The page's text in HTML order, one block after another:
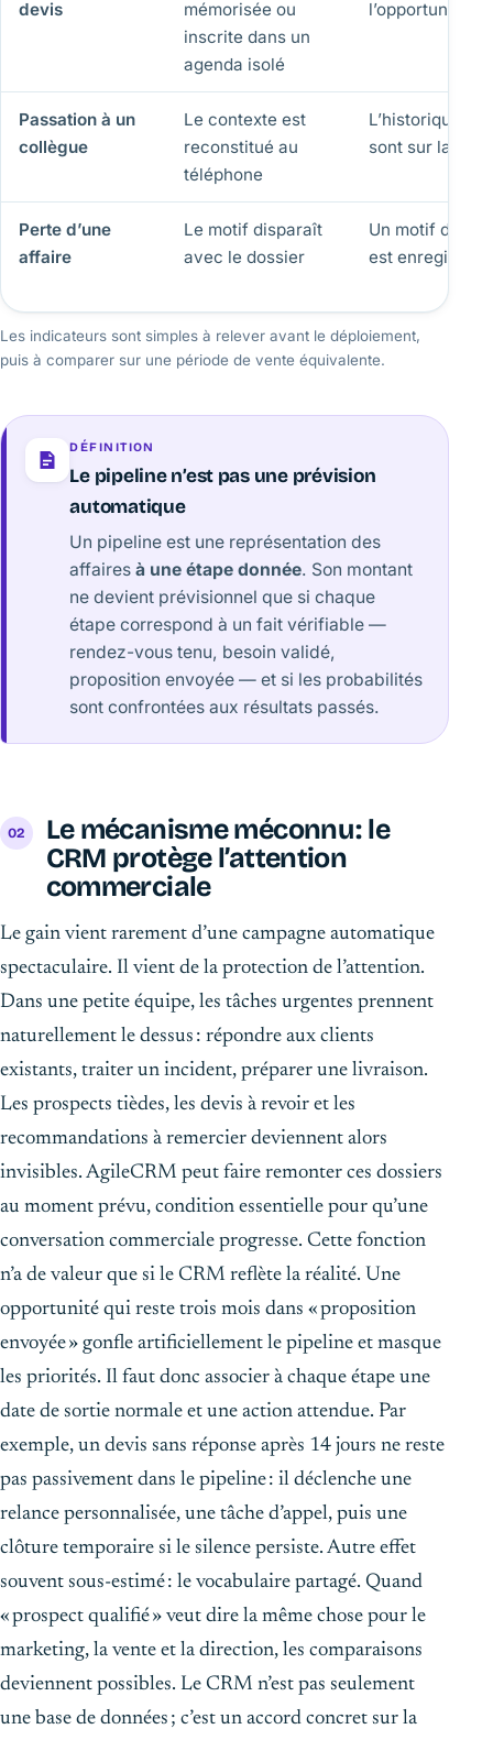
devis
mémorisée ou
inscrite dans un
agenda isolé
l’opportunité
Passation à un
collègue
Le contexte est
reconstitué au
téléphone
L’historique et
sont sur la
Perte d’une
affaire
Le motif disparaît
avec le dossier
Un motif de
est enregistré
Les indicateurs sont simples à relever avant le déploiement,
puis à comparer sur une période de vente équivalente.
DÉFINITION
Le pipeline n’est pas une prévision
automatique
Un pipeline est une représentation des
affairesà une étape donnée. Son montant
ne devient prévisionnel que si chaque
étape correspond à un fait vérifiable —
rendez-vous tenu, besoin validé,
proposition envoyée — et si les probabilités
sont confrontées aux résultats passés.
Le mécanisme méconnu : le
CRM protège l’attention
commerciale
Le gain vient rarement d’une campagne automatique
spectaculaire. Il vient de la protection de l’attention.
Dans une petite équipe, les tâches urgentes prennent
naturellement le dessus : répondre aux clients
existants, traiter un incident, préparer une livraison.
Les prospects tièdes, les devis à revoir et les
recommandations à remercier deviennent alors
invisibles. AgileCRM peut faire remonter ces dossiers
au moment prévu, condition essentielle pour qu’une
conversation commerciale progresse. Cette fonction
n’a de valeur que si le CRM reflète la réalité. Une
opportunité qui reste trois mois dans « proposition
envoyée » gonfle artificiellement le pipeline et masque
les priorités. Il faut donc associer à chaque étape une
date de sortie normale et une action attendue. Par
exemple, un devis sans réponse après 14 jours ne reste
pas passivement dans le pipeline : il déclenche une
relance personnalisée, une tâche d’appel, puis une
clôture temporaire si le silence persiste. Autre effet
souvent sous-estimé : le vocabulaire partagé. Quand
« prospect qualifié » veut dire la même chose pour le
marketing, la vente et la direction, les comparaisons
deviennent possibles. Le CRM n’est pas seulement
une base de données ; c’est un accord concret sur la